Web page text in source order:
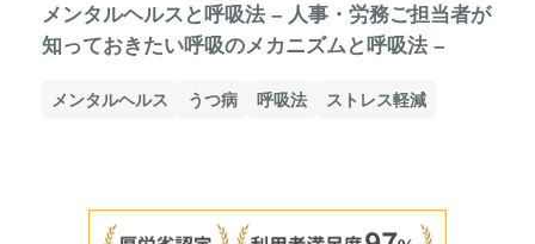
メンタルヘルスと呼吸法 – 人事・労務ご担当者が
知っておきたい呼吸のメカニズムと呼吸法 –
メンタルヘルス うつ病 呼吸法 ストレス軽減